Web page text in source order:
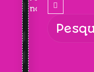
novidades!